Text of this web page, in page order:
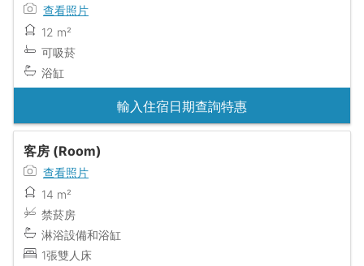
查看照片
12 m²
可吸菸
浴缸
輸入住宿日期查詢特惠
客房 (Room)
查看照片
14 m²
禁菸房
淋浴設備和浴缸
1張雙人床